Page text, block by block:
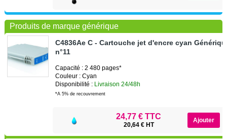
Produits de marque générique
C4836Ae C - Cartouche jet d'encre cyan
n°11
Capacité : 2 480 pages*
Couleur : Cyan
Disponibilité : Livraison 24/48h
*A 5% de recouvrement
24,77 € TTC
20,64 € HT